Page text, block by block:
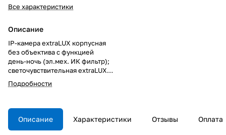
Все характеристики
Описание
IP-камера extraLUX корпусная
без объектива с функцией
день-ночь (эл.мех. ИК фильтр);
светочувствительная extraLUX
матрица 1/2" 2.17M CMOS,
разрешение 2 Мпикс
(H.265/H.264), 30кадр/сек
(MJPEG); поддержка
WiseStream II; чувствительность
Подробности
Описание Характеристики Отзывы Оплата